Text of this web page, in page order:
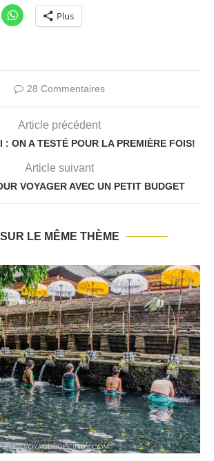
Cliquez
pour
une
fenêtre)
Plus
28 Commentaires
Article précédent
: ON A TESTÉ POUR LA PREMIÈRE FOIS!
Article suivant
VOYAGER AVEC UN PETIT BUDGET
SUR LE MÊME THÈME